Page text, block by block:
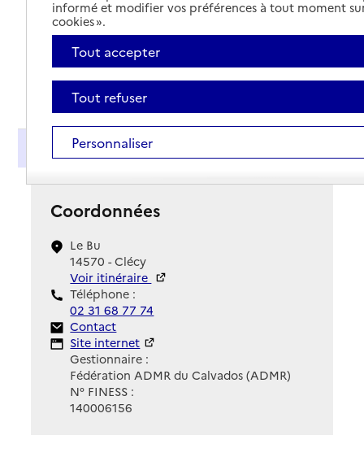
Présentation
Coordonnées
Le Bu
14570 - Clécy
Voir itinéraire
Téléphone :
02 31 68 77 74
Contact
Contact
Site Internet
Site internet
Gestionnaire :
Fédération ADMR du Calvados (ADMR)
N° FINESS :
140006156
informé et modifier vos préférences à tout moment
cookies ».
Tout accepter
Tout refuser
Personnaliser